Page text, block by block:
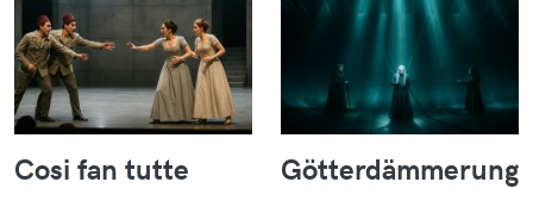
Cosi fan tutte Götterdämmerung